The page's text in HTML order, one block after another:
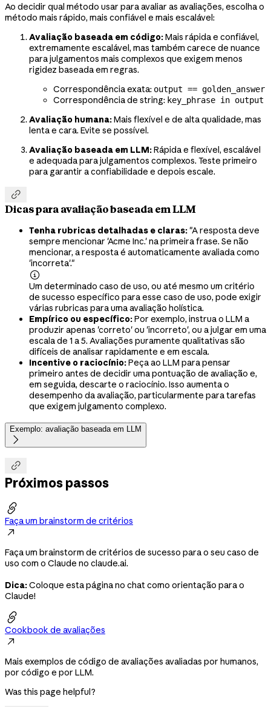
Ao decidir qual método usar para avaliar as avaliações, escolha o
método mais rápido, mais confiável e mais escalável:
Avaliação baseada em código:Mais rápida e confiável,
extremamente escalável, mas também carece de nuance
para julgamentos mais complexos que exigem menos
rigidez baseada em regras.
Correspondência exata: output == golden_answer
Correspondência de string: key_phrase in output
Avaliação humana:Mais flexível e de alta qualidade, mas
lenta e cara. Evite se possível.
Avaliação baseada em LLM:Rápida e flexível, escalável
e adequada para julgamentos complexos. Teste primeiro
para garantir a confiabilidade e depois escale.

Dicas para avaliação baseada em LLM
Tenha rubricas detalhadas e claras:"A resposta deve
sempre mencionar 'Acme Inc.' na primeira frase. Se não
mencionar, a resposta é automaticamente avaliada como
'incorreta'."

Um determinado caso de uso, ou até mesmo um critério
de sucesso específico para esse caso de uso, pode exigir
várias rubricas para uma avaliação holística.
Empírico ou específico:Por exemplo, instrua o LLM a
produzir apenas 'correto' ou 'incorreto', ou a julgar em uma
escala de 1 a 5. Avaliações puramente qualitativas são
difíceis de analisar rapidamente e em escala.
Incentive o raciocínio:Peça ao LLM para pensar
primeiro antes de decidir uma pontuação de avaliação e,
em seguida, descarte o raciocínio. Isso aumenta o
desempenho da avaliação, particularmente para tarefas
que exigem julgamento complexo.
Exemplo: avaliação baseada em LLM


Próximos passos

Faça um brainstorm de critérios

Faça um brainstorm de critérios de sucesso para o seu caso de
uso com o Claude no claude.ai.
Dica:Coloque esta página no chat como orientação para o
Claude!

Cookbook de avaliações

Mais exemplos de código de avaliações avaliadas por humanos,
por código e por LLM.
Was this page helpful?